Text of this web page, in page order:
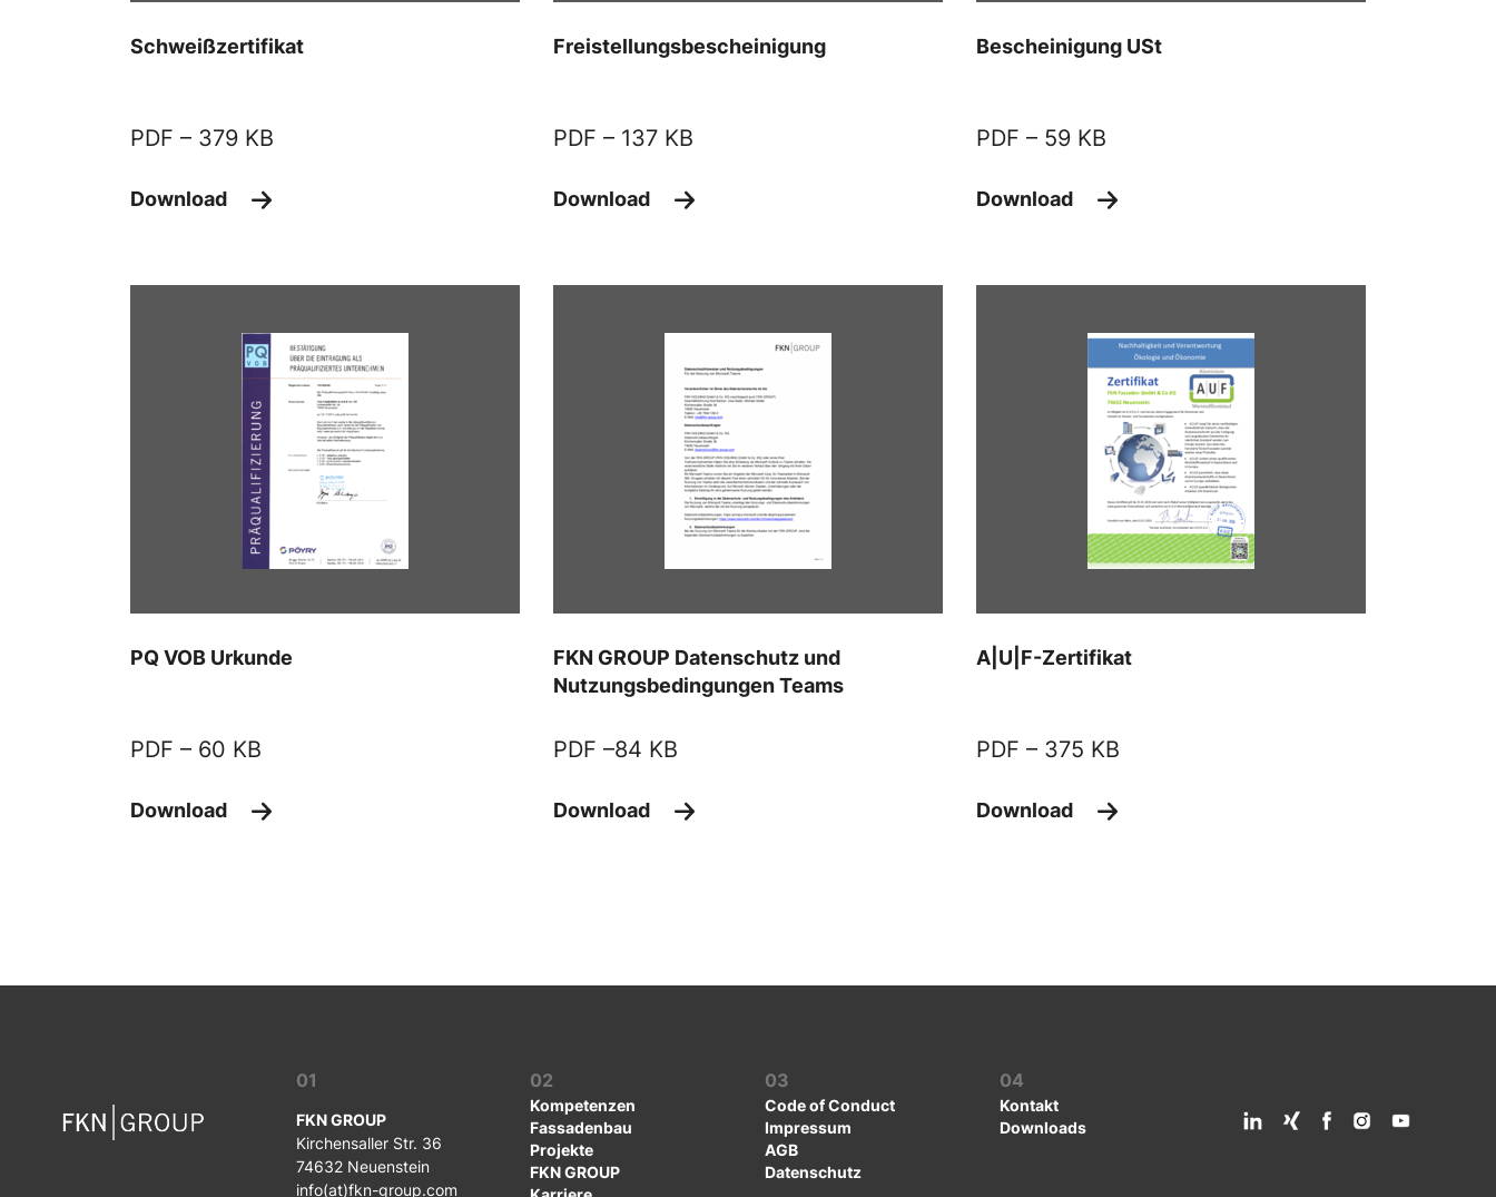
Schweißzertifikat
PDF – 379 KB
Download
Freistellungsbescheinigung
PDF – 137 KB
Download
Bescheinigung USt
PDF – 59 KB
Download
PQ VOB Urkunde
PDF – 60 KB
Download
FKN GROUP Datenschutz und
Nutzungsbedingungen Teams
PDF –84 KB
Download
A|U|F-Zertifikat
PDF – 375 KB
Download
01
FKN GROUP
Kirchensaller Str. 36
74632 Neuenstein
info(at)fkn-group.com
02
Kompetenzen
Fassadenbau
Projekte
FKN GROUP
03
Code of Conduct
Impressum
AGB
Datenschutz
04
Kontakt
Downloads